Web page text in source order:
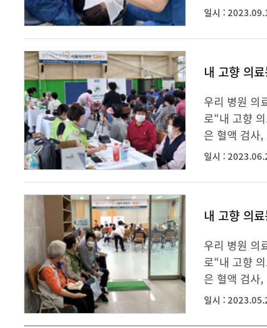
일시 :
내 고향 의
우리 병원 의
로“내 고향
은 혈액 검사
일시 :
내 고향 의
우리 병원 의
로“내 고향
은 혈액 검사
일시 :